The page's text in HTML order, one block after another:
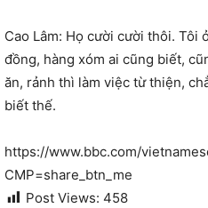
Cao Lâm: Họ cười cười thôi. Tôi
đồng, hàng xóm ai cũng biết,
ăn, rảnh thì làm việc từ thiện,
biết thế.
https://www.bbc.com/
CMP=share_btn_me
Post Views: 458